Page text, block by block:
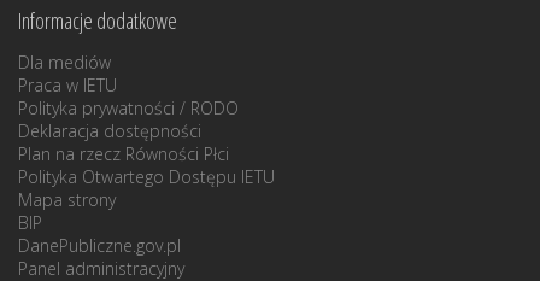
Informacje dodatkowe
Dla mediów
Praca w IETU
Polityka prywatności / RODO
Deklaracja dostępności
Plan na rzecz Równości Płci
Polityka Otwartego Dostępu IETU
Mapa strony
BIP
DanePubliczne.gov.pl
Panel administracyjny